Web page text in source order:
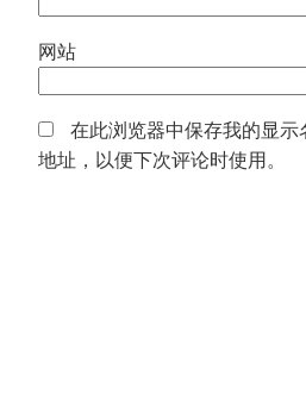
网站
在此浏览器中保存我的显
地址，以便下次评论时使用。